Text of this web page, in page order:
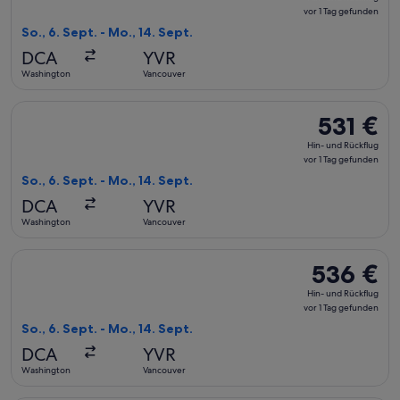
und
vor 1 Tag gefunden
So., 6. Sept. - Mo., 14. Sept.
DCA
Washington
YVR
Vancouver
531 €
Hin-
und
531 €
Hin- und Rückflug
vor 1 Tag gefunden
So., 6. Sept. - Mo., 14. Sept.
DCA
Washington
YVR
Vancouver
536 €
Hin-
und
536 €
Hin- und Rückflug
vor 1 Tag gefunden
So., 6. Sept. - Mo., 14. Sept.
DCA
Washington
YVR
Vancouver